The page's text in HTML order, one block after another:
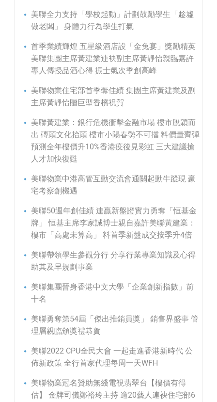
美聯全力支持「學校起動」計劃鼓勵學生「趁墟
做老闆」 身體力行為學生打氣
首季業績輝煌 五星級酒店設「金兔宴」獎勵精英
美聯集團主席黃建業連袂副主席黃靜怡親臨嘉許
專人傳授品酒心得 振士氣次季創高峰
美聯物業住宅部首季奪佳績 集團主席黃建業及副
主席黃靜怡贈巨型香檳祝賀
美聯黃建業：銀行危機衝擊金融市場 樓市脫穎而
出 磚頭文化抬頭 樓市小陽春勢不可擋 料價量齊彈
預測全年樓價升10%香港疫後見彩虹 三大建議搶
人才加快復甦
美聯物業中港高管互動交流會通關起動牛蹤現 豪
宅考察創機遇
美聯50週年創佳績 連贏新盤證實力勇奪「恒基金
牌」 恒基主席李家誠博士親自嘉許美聯黃建業：
樓市「高處未算高」 料首季新盤成交按季升4倍
美聯帶領學生參觀分行 分享行業專業知識及心得
助其及早規劃事業
美聯集團晉身香港中文大學「企業創新指數」前
十名
美聯勇奪第54屆「傑出推銷員獎」 銷售界盛事 管
理層親臨頒獎禮恭賀
美聯2022 CPU全民大會 一起走進香港新時代 公
佈新政策 全行首家代理每周一天WFH
美聯物業冠名贊助無綫電視翡翠台【樓價有得
估】 金牌司儀鄭裕玲主持 逾20藝人連袂住宅部6